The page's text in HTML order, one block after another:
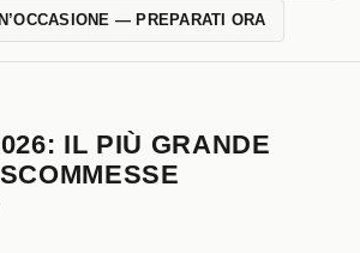
— PREPARATI ORA
IL PIÙ GRANDE